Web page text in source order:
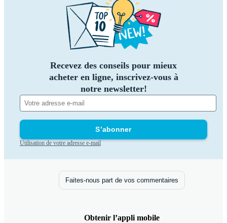
Recevez des conseils pour mieux
acheter en ligne, inscrivez-vous à
notre newsletter!
S’abonner
Utilisation de votre adresse e-mail
Faites-nous part de vos commentaires
Obtenir l’appli mobile